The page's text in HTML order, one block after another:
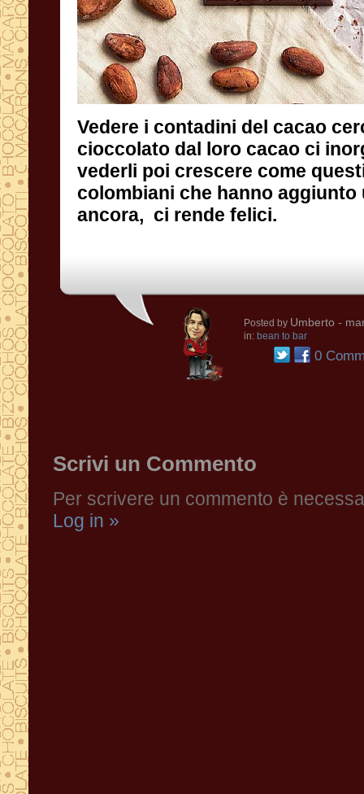
Vedere i contadini del cacao
cioccolato dal loro cacao ci
vederli poi crescere come
colombiani che hanno
ancora, ci rende felici.
Posted by Umberto -
in: bean to bar
0
Scrivi un Commento
Per scrivere un commento è
Log in »